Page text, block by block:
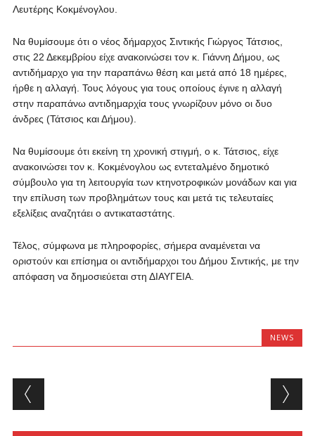
Λευτέρης Κοκμένογλου.
Να θυμίσουμε ότι ο νέος δήμαρχος Σιντικής Γιώργος Τάτσιος,
στις 22 Δεκεμβρίου είχε ανακοινώσει τον κ. Γιάννη Δήμου, ως
αντιδήμαρχο για την παραπάνω θέση και μετά από 18 ημέρες,
ήρθε η αλλαγή. Τους λόγους για τους οποίους έγινε η αλλαγή
στην παραπάνω αντιδημαρχία τους γνωρίζουν μόνο οι δυο
άνδρες (Τάτσιος και Δήμου).
Να θυμίσουμε ότι εκείνη τη χρονική στιγμή, ο κ. Τάτσιος, είχε
ανακοινώσει τον κ. Κοκμένογλου ως εντεταλμένο δημοτικό
σύμβουλο για τη λειτουργία των κτηνοτροφικών μονάδων και για
την επίλυση των προβλημάτων τους και μετά τις τελευταίες
εξελίξεις αναζητάει ο αντικαταστάτης.
Τέλος, σύμφωνα με πληροφορίες, σήμερα αναμένεται να
οριστούν και επίσημα οι αντιδήμαρχοι του Δήμου Σιντικής, με την
απόφαση να δημοσιεύεται στη ΔΙΑΥΓΕΙΑ.
NEWS
Post navigation